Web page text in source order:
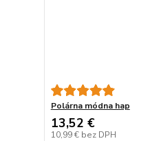
Polárna módna hap
13,52 €
10,99 € bez DPH